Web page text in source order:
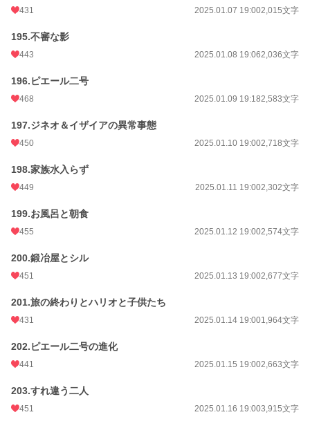
431 2025.01.07 19:002,015文字
195.不審な影
443 2025.01.08 19:062,036文字
196.ピエール二号
468 2025.01.09 19:182,583文字
197.ジネオ＆イザイアの異常事態
450 2025.01.10 19:002,718文字
198.家族水入らず
449 2025.01.11 19:002,302文字
199.お風呂と朝食
455 2025.01.12 19:002,574文字
200.鍛冶屋とシル
451 2025.01.13 19:002,677文字
201.旅の終わりとハリオと子供たち
431 2025.01.14 19:001,964文字
202.ピエール二号の進化
441 2025.01.15 19:002,663文字
203.すれ違う二人
451 2025.01.16 19:003,915文字